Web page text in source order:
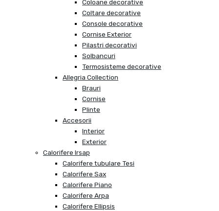
Coloane decorative
Coltare decorative
Console decorative
Cornise Exterior
Pilastri decorativi
Solbancuri
Termosisteme decorative
Allegria Collection
Brauri
Cornise
Plinte
Accesorii
Interior
Exterior
Calorifere Irsap
Calorifere tubulare Tesi
Calorifere Sax
Calorifere Piano
Calorifere Arpa
Calorifere Ellipsis